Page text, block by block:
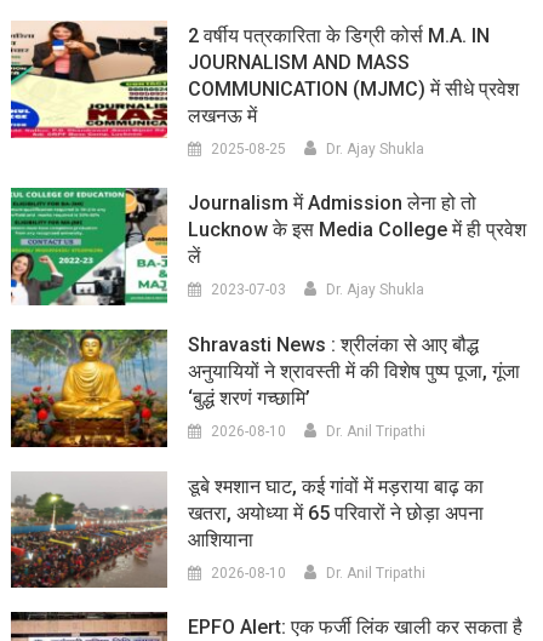
2 वर्षीय पत्रकारिता के डिग्री कोर्स M.A. IN
JOURNALISM AND MASS
COMMUNICATION (MJMC) में सीधे प्रवेश
लखनऊ में
2025-08-25 Dr. Ajay Shukla
Journalism में Admission लेना हो तो
Lucknow के इस Media College में ही प्रवेश
लें
2023-07-03 Dr. Ajay Shukla
Shravasti News : श्रीलंका से आए बौद्ध
अनुयायियों ने श्रावस्ती में की विशेष पुष्प पूजा, गूंजा
‘बुद्धं शरणं गच्छामि’
2026-08-10 Dr. Anil Tripathi
डूबे श्मशान घाट, कई गांवों में मड़राया बाढ़ का
खतरा, अयोध्या में 65 परिवारों ने छोड़ा अपना
आशियाना
2026-08-10 Dr. Anil Tripathi
EPFO Alert: एक फर्जी लिंक खाली कर सकता है